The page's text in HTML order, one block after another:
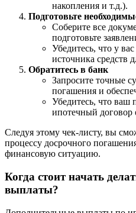
накопления и т.д.).
Подготовьте
Соберите все
подготовьте
Убедитесь, что у
источника средств
Обратитесь в банк
Запросите точные
погашения и
Убедитесь, что ваш
ипотечный договор
Следуя этому чек-листу, вы
процессу досрочного
финансовую ситуацию.
Когда стоит начать
выплаты?